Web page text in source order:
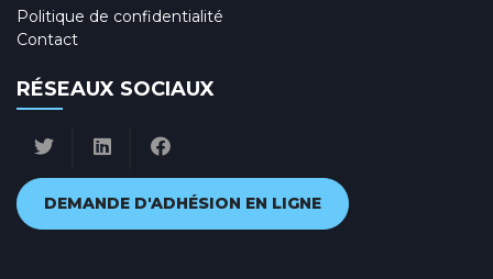
Politique de confidentialité
Contact
RÉSEAUX SOCIAUX
DEMANDE D'ADHÉSION EN LIGNE